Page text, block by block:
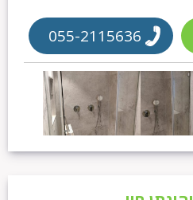
055-2115636